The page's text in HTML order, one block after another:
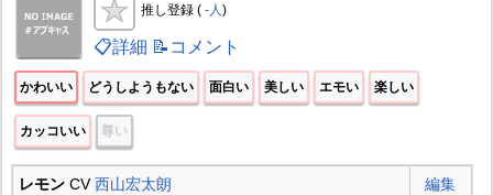
推し登録 ( -人)
📋詳細 📝コメント
かわいい どうしようもない 面白い 美しい エモい 楽しい
カッコいい 尊い
レモンCV西山宏太朗 編集